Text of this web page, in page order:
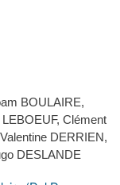
BOULAIRE,
Clément
DERRIEN,
DESLANDE